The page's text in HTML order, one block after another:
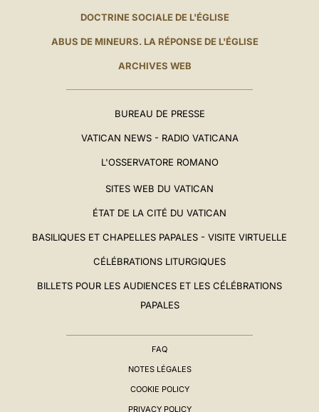
DOCTRINE SOCIALE DE L'ÉGLISE
ABUS DE MINEURS. LA RÉPONSE DE L'ÉGLISE
ARCHIVES WEB
BUREAU DE PRESSE
VATICAN NEWS - RADIO VATICANA
L'OSSERVATORE ROMANO
SITES WEB DU VATICAN
ÉTAT DE LA CITÉ DU VATICAN
BASILIQUES ET CHAPELLES PAPALES - VISITE VIRTUELLE
CÉLÉBRATIONS LITURGIQUES
BILLETS POUR LES AUDIENCES ET LES CÉLÉBRATIONS
PAPALES
FAQ
NOTES LÉGALES
COOKIE POLICY
PRIVACY POLICY